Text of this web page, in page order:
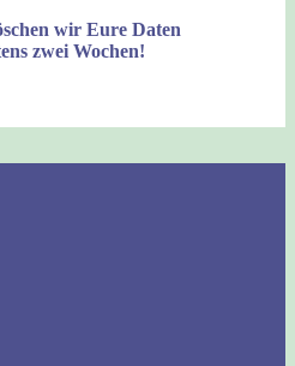
wir Eure Daten
zwei Wochen!